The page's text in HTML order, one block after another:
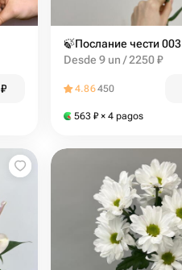
₽
🍃Послание чести 003
Desde 9 un / 2250 ₽
4.86450
563 ₽ × 4 pagos